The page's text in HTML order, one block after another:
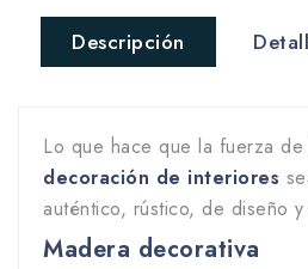
Descripción
Lo que hace que la fuerza de
decoración de interiores
auténtico, rústico, de diseño
Madera decorativa